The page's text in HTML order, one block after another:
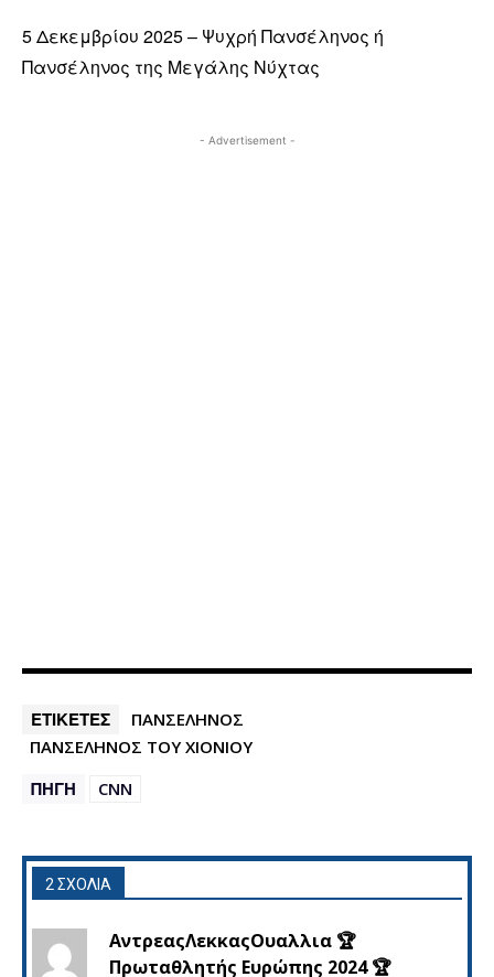
5 Δεκεμβρίου 2025 – Ψυχρή Πανσέληνος ή
Πανσέληνος της Μεγάλης Νύχτας
- Advertisement -
ΕΤΙΚΕΤΕΣ
ΠΑΝΣΕΛΗΝΟΣ
ΠΑΝΣΕΛΗΝΟΣ ΤΟΥ ΧΙΟΝΙΟΥ
ΠΗΓΗ CNN
2 ΣΧΟΛΙΑ
ΑντρεαςΛεκκαςΟυαλλια 🏆
Πρωταθλητής Ευρώπης 2024 🏆